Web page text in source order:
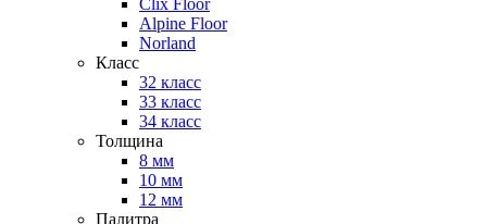
Clix Floor
Alpine Floor
Norland
Класс
32 класс
33 класс
34 класс
Толщина
8 мм
10 мм
12 мм
Палитра